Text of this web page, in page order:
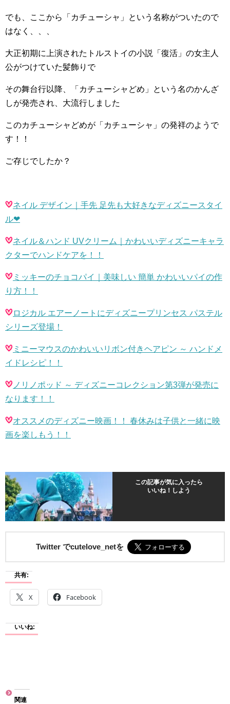
でも、ここから「カチューシャ」という名称がついたので
はなく、、、
大正初期に上演されたトルストイの小説「復活」の女主人
公がつけていた髪飾りで
その舞台行以降、「カチューシャどめ」という名のかんざ
しが発売され、大流行しました
このカチューシャどめが「カチューシャ」の発祥のようで
す！！
ご存じでしたか？
ネイル デザイン｜手先 足先も大好きなディズニースタイ
ル❤︎
ネイル＆ハンド UVクリーム｜かわいいディズニーキャラ
クターでハンドケアを！！
ミッキーのチョコパイ｜美味しい 簡単 かわいいパイの作
り方！！
ロジカル エアーノートにディズニープリンセス パステル
シリーズ登場！
ミニーマウスのかわいいリボン付きヘアピン ～ ハンドメ
イドレシピ！！
ノリノポッド ～ ディズニーコレクション第3弾が発売に
なります！！
オススメのディズニー映画！！ 春休みは子供と一緒に映
画を楽しもう！！
この記事が気に入ったら
いいね！しよう
Twitter でcutelove_netを
共有:
X Facebook
いいね:
関連